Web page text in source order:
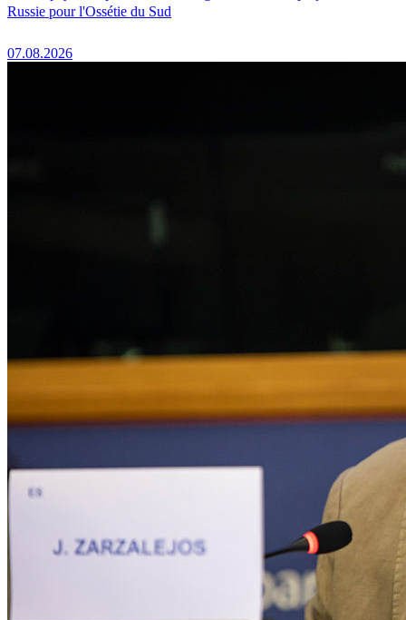
Russie pour l'Ossétie du Sud
07.08.2026